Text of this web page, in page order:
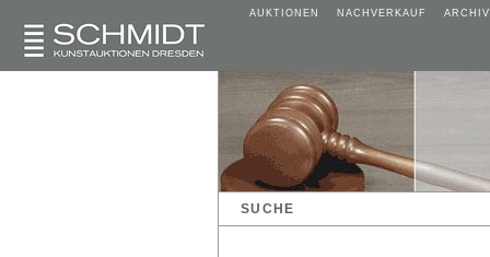
AUKTIONEN NACHVERKAUF ARCHIV
SUCHE